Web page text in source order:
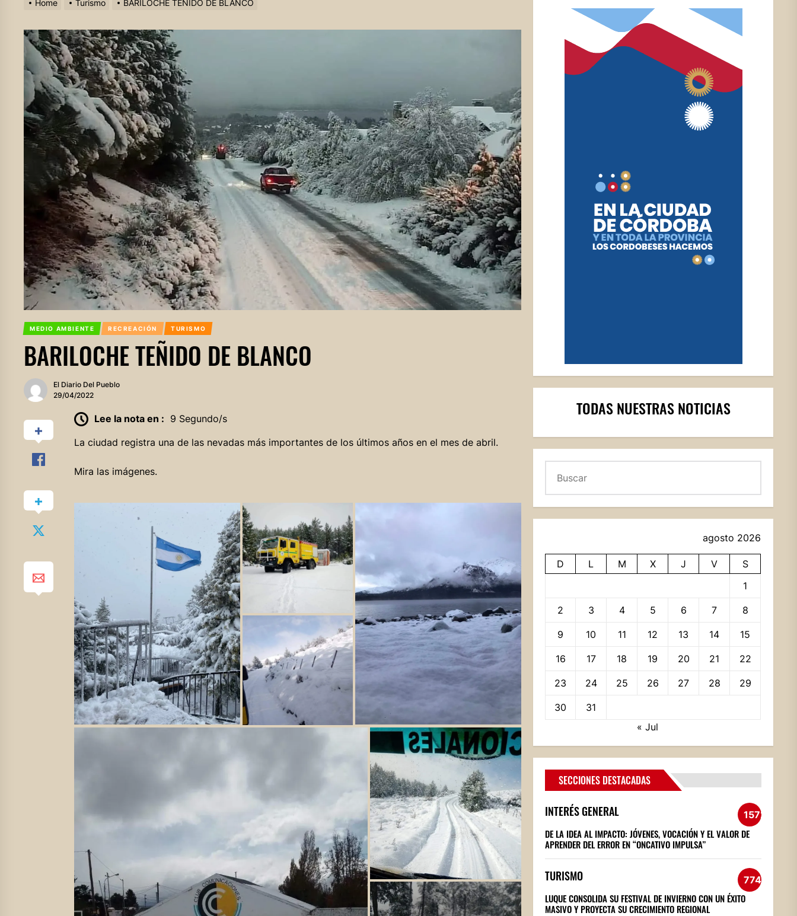
Home Turismo BARILOCHE TEÑIDO DE BLANCO
MEDIO AMBIENTE RECREACIÓN TURISMO
BARILOCHE TEÑIDO DE BLANCO
El Diario Del Pueblo
29/04/2022
Lee la nota en : 9 Segundo/s
La ciudad registra una de las nevadas más importantes de los últimos años en el mes de abril.
Mira las imágenes.
TODAS NUESTRAS NOTICIAS
agosto 2026
D L M X J V
S
1
2 3 4 5 6 7 8
9 10 11 12 13 14 15
16 17 18 19 20 21 22
23 24 25 26 27 28 29
30
31
« Jul
SECCIONES DESTACADAS
INTERÉS GENERAL 1572
DE LA IDEA AL IMPACTO: JÓVENES, VOCACIÓN Y EL VALOR DE
APRENDER DEL ERROR EN “ONCATIVO IMPULSA”
TURISMO 774
LUQUE CONSOLIDA SU FESTIVAL DE INVIERNO CON UN ÉXITO
MASIVO Y PROYECTA SU CRECIMIENTO REGIONAL